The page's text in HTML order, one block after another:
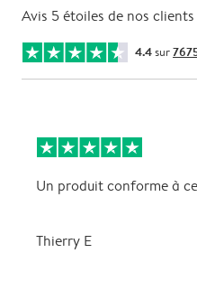
Avis 5 étoiles de nos
4.4sur
Un produit conforme à
Thierry E